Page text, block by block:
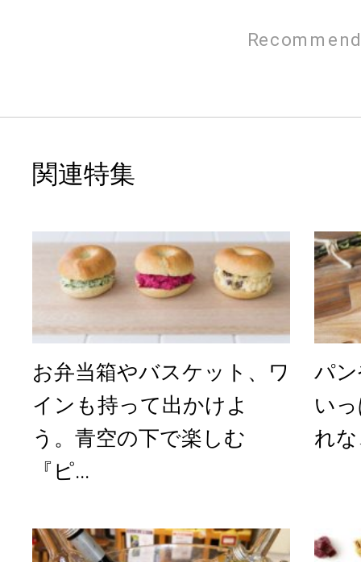
関連特集
お弁当箱やバスケット、ワ
インも持って出かけよ
う。青空の下で楽しむ
『ピ...
パ
い
れ